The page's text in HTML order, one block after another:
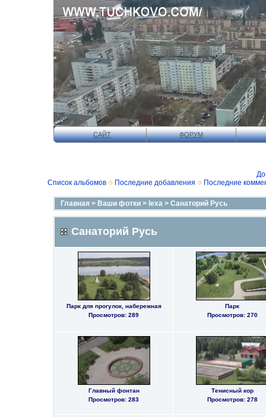
САЙТ ФОРУМ
Список альбомов
Последние добавления Последние
Главная > Ваши фотки > lexa > Санаторий Русь
Санаторий Русь
Парк для прогулок, набережная
Просмотров: 289
Парк
Просмотров: 270
Главный фонтан
Просмотров: 283
Тенисный кор
Просмотров: 278